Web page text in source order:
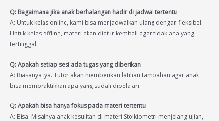
Q: Bagaimana jika anak berhalangan hadir di jadwal tertentu
A: Untuk kelas online, kami bisa menjadwalkan ulang dengan fleksibel.
Untuk kelas offline, materi akan diatur kembali agar tidak ada yang
tertinggal.
Q: Apakah setiap sesi ada tugas yang diberikan
A: Biasanya iya. Tutor akan memberikan latihan tambahan agar anak
bisa mempraktikkan apa yang sudah dipelajari.
Q: Apakah bisa hanya fokus pada materi tertentu
A: Bisa. Misalnya anak kesulitan di materi Stoikiometri menjelang ujian,